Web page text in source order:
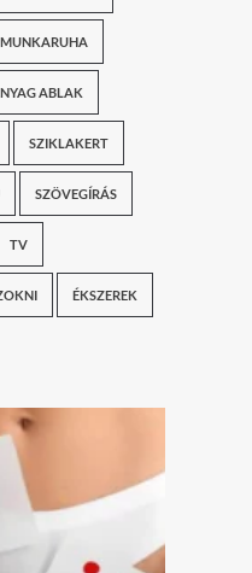
MUNKARUHA
ABLAK
SZIKLAKERT
SZÖVEGÍRÁS
TV
ÉKSZEREK